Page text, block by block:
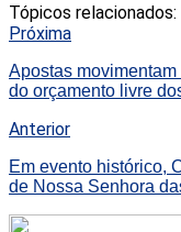
Tópicos relacionados:
Próxima
Apostas
do orçamento livre
Anterior
Em evento histórico,
de Nossa Senhora